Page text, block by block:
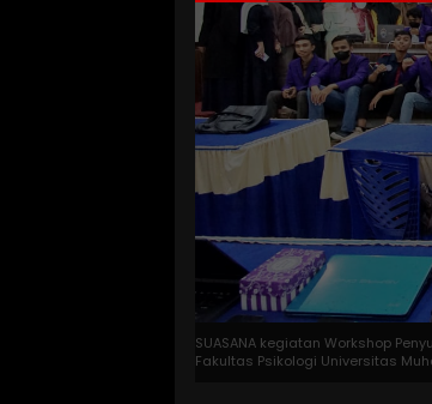
SUASANA kegiatan Workshop
Fakultas Psikologi Universitas